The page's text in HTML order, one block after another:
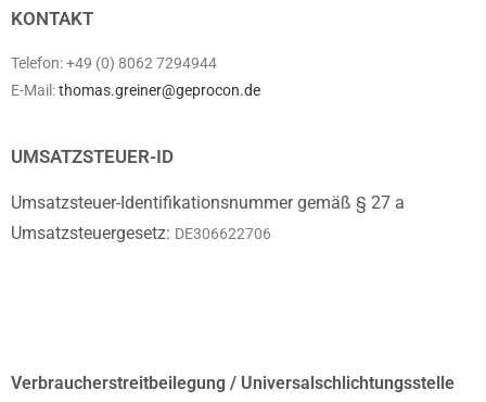
KONTAKT
Telefon: +49 (0) 8062 7294944
E-Mail:thomas.greiner@geprocon.de
UMSATZSTEUER-ID
Umsatzsteuer-Identifikationsnummer gemäß § 27 a
Umsatzsteuergesetz: DE306622706
Verbraucherstreitbeilegung / Universalschlichtungsstelle